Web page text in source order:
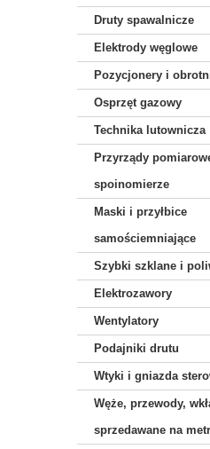
Druty spawalnicze
Elektrody węglowe
Pozycjonery i
Osprzęt gazowy
Technika lutownicza
Przyrządy
spoinomierze
Maski i przyłbice
samościemniające
Szybki szklane i
Elektrozawory
Wentylatory
Podajniki drutu
Wtyki i gniazda
Węże, przewody,
sprzedawane na